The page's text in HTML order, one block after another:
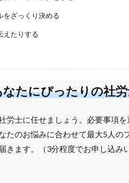
をざっくり決める
えたりする
たにぴったりの社
労士に任せましょう。必要事項を
たのお悩みに合わせて最大5人の
きます。（3分程度でお申し込み